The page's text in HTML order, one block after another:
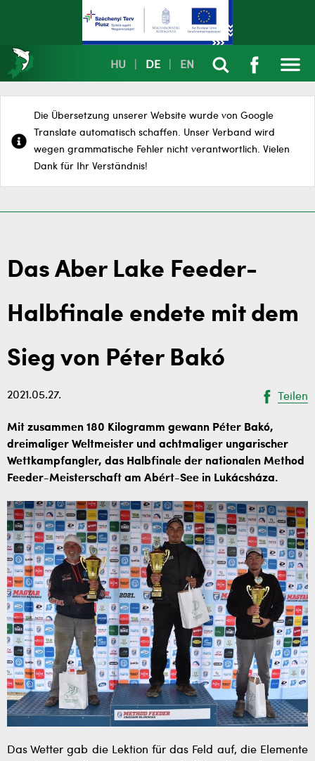
HU DE EN
Die Übersetzung unserer Website wurde von Google
Translate automatisch schaffen. Unser Verband wird
wegen grammatische Fehler nicht verantwortlich. Vielen
Dank für Ihr Verständnis!
Das Aber Lake Feeder-
Halbfinale endete mit dem
Sieg von Péter Bakó
2021.05.27. Teilen
Mit zusammen 180 Kilogramm gewann Péter Bakó,
dreimaliger Weltmeister und achtmaliger ungarischer
Wettkampfangler, das Halbfinale der nationalen Method
Feeder-Meisterschaft am Abért-See in Lukácsháza.
Das Wetter gab die Lektion für das Feld auf, die Elemente